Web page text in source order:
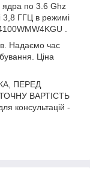
ядра по 3.6 Ghz
3,8 ГГЦ в режимі
.
Надаємо час
Ціна
ПЕРЕД
ВАРТІСТЬ
консультацій -